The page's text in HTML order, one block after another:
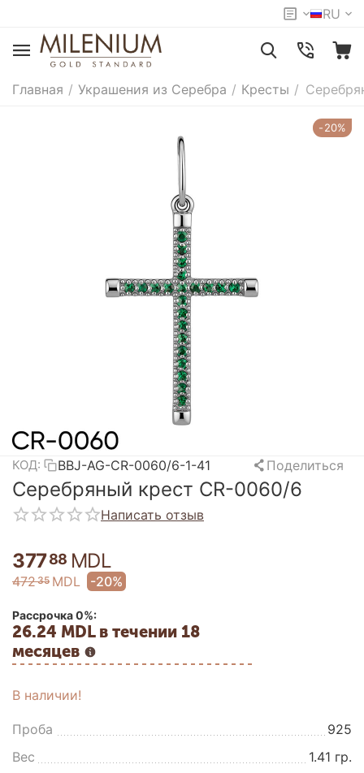
RU
Главная / Украшения из Серебра / Кресты /
-20%
КОД: BBJ-AG-CR-0060/6-1-41 Поделиться
Серебряный крест CR-0060/6
Написать отзыв
37788 MDL
47235 MDL -20%
Рассрочка 0%:
26.24 MDL в течении 18
месяцев
В наличии!
Проба
925
Вес
1.41 гр.